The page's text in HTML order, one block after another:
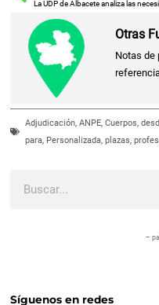
Otras
Notas de
Adjudicación ,ANPE ,Cuerpos ,
para Personalizada ,plazas ,
–
Síguenos en redes